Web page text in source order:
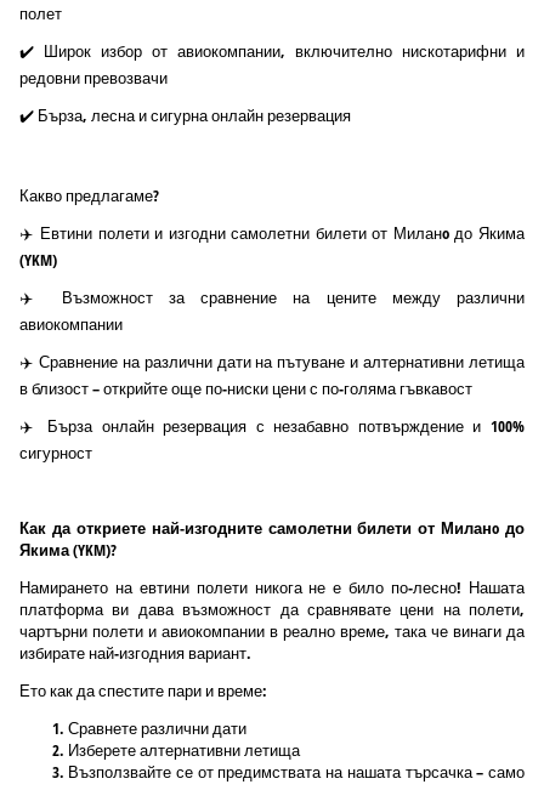
полет
✔️ Широк избор от авиокомпании, включително нискотарифни и
редовни превозвачи
✔️ Бърза, лесна и сигурна онлайн резервация
Какво предлагаме?
✈️ Евтини полети и изгодни самолетни билети от Миланo до Якима
(YKM)
✈️ Възможност за сравнение на цените между различни
авиокомпании
✈️ Сравнение на различни дати на пътуване и алтернативни летища
в близост – открийте още по-ниски цени с по-голяма гъвкавост
✈️ Бърза онлайн резервация с незабавно потвърждение и 100%
сигурност
Как да откриете най-изгодните самолетни билети от Миланo до
Якима (YKM)?
Намирането на евтини полети никога не е било по-лесно! Нашата
платформа ви дава възможност да сравнявате цени на полети,
чартърни полети и авиокомпании в реално време, така че винаги да
избирате най-изгодния вариант.
Ето как да спестите пари и време:
Сравнете различни дати
Изберете алтернативни летища
Възползвайте се от предимствата на нашата търсачка – само